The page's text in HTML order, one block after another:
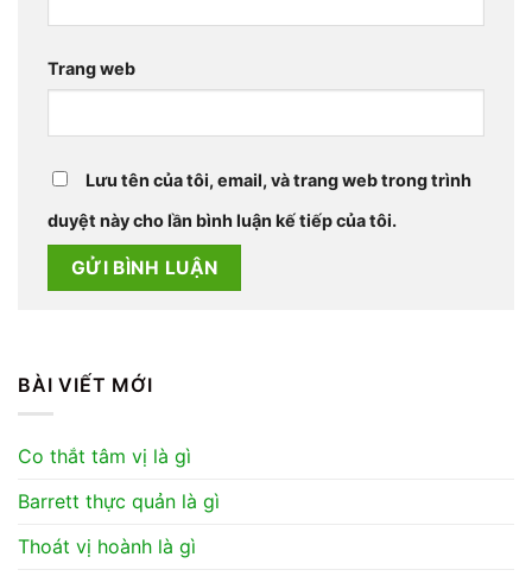
Trang web
Lưu tên của tôi, email, và trang web trong trình
duyệt này cho lần bình luận kế tiếp của tôi.
BÀI VIẾT MỚI
Co thắt tâm vị là gì
Barrett thực quản là gì
Thoát vị hoành là gì